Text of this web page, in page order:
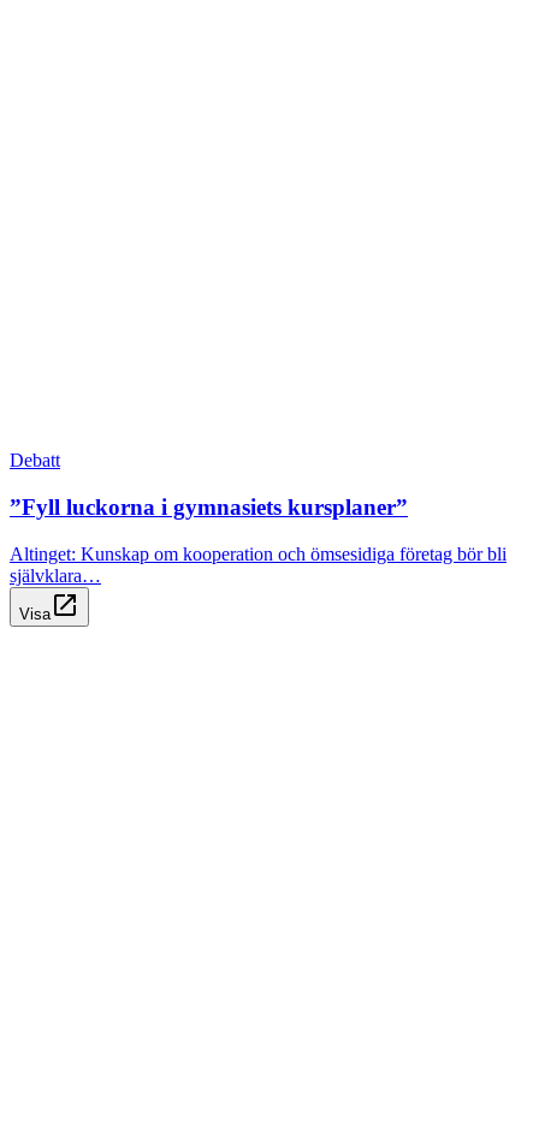
Debatt
”Fyll luckorna i gymnasiets kursplaner”
Altinget: Kunskap om kooperation och ömsesidiga företag bör bli
självklara…
Visa open_in_new